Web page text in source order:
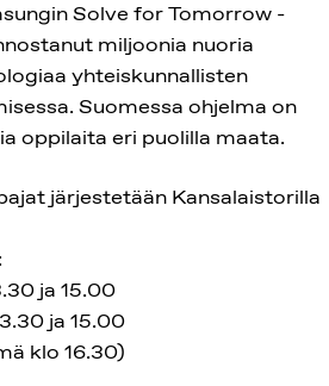
Solve for Tomorrow -
miljoonia nuoria
yhteiskunnallisten
Suomessa ohjelma on
oppilaita eri puolilla maata.
järjestetään Kansalaistorilla
ja 15.00
ja 15.00
klo 16.30)